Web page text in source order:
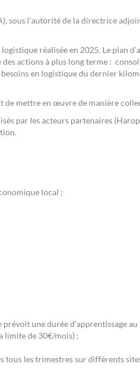
sous l’autorité de la directrice
réalisée en 2025. Le
actions à plus long terme :
en logistique du dernier
de mettre en œuvre de manière
par les acteurs partenaires
local ;
une durée d’apprentissage au
limite de 30€/mois) ;
tous les trimestres sur différents